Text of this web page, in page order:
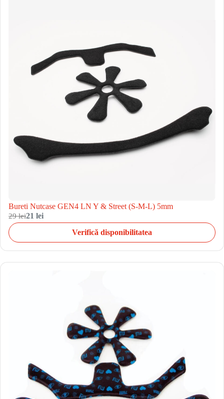
Bureti Nutcase GEN4 LN Y & Street (S-M-L) 5mm
29 lei21 lei
Verifică disponibilitatea